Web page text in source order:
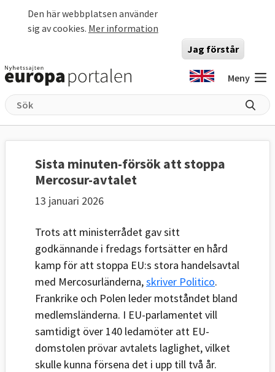
Den här webbplatsen använder
sig av cookies. Mer information
Jag förstår
Meny
Sista minuten-försök att stoppa
Mercosur-avtalet
13 januari 2026
Trots att ministerrådet gav sitt
godkännande i fredags fortsätter en hård
kamp för att stoppa EU:s stora handelsavtal
med Mercosurländerna,skriver Politico.
Frankrike och Polen leder motståndet bland
medlemsländerna. I EU-parlamentet vill
samtidigt över 140 ledamöter att EU-
domstolen prövar avtalets laglighet, vilket
skulle kunna försena det i upp till två år.